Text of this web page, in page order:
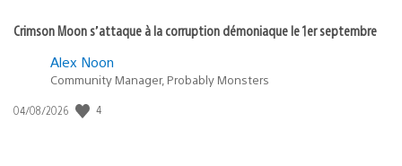
Crimson Moon s’attaque à la corruption démoniaque le 1er septembre
Alex Noon
Community Manager, Probably Monsters
Date
04/08/2026 4